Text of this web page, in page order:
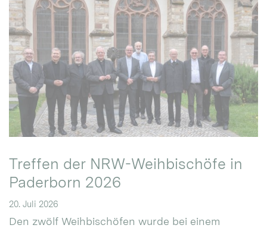
Treffen der NRW-Weihbischöfe in
Paderborn 2026
20. Juli 2026
Den zwölf Weihbischöfen wurde bei einem